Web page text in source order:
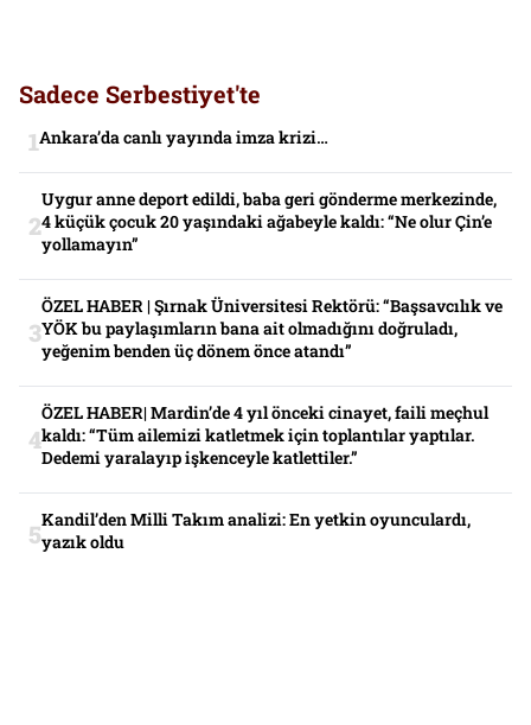
Sadece Serbestiyet'te
Ankara’da canlı yayında imza krizi…
Uygur anne deport edildi, baba geri gönderme merkezinde,
4 küçük çocuk 20 yaşındaki ağabeyle kaldı: “Ne olur Çin’e
yollamayın”
ÖZEL HABER | Şırnak Üniversitesi Rektörü: “Başsavcılık ve
YÖK bu paylaşımların bana ait olmadığını doğruladı,
yeğenim benden üç dönem önce atandı”
ÖZEL HABER| Mardin’de 4 yıl önceki cinayet, faili meçhul
kaldı: “Tüm ailemizi katletmek için toplantılar yaptılar.
Dedemi yaralayıp işkenceyle katlettiler.”
Kandil’den Milli Takım analizi: En yetkin oyunculardı,
yazık oldu